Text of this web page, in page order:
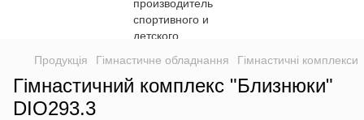
Продукція Гімнастичне обладнання Гімнастичні комплекси
Гімнастичний комплекс "Близнюки"
DIO293.3